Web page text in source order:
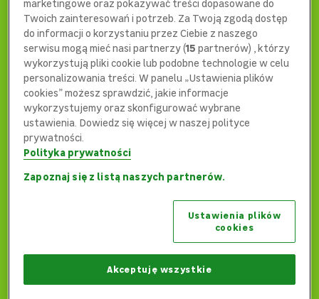
404
Ups... Coś poszło nie tak...
Czy możemy wrócić na stronę główną?
Wróć na stronę główną
marketingowe oraz pokazywać treści dopasowane do
Twoich zainteresowań i potrzeb. Za Twoją zgodą dostęp
do informacji o korzystaniu przez Ciebie z naszego
serwisu mogą mieć nasi partnerzy (15 partnerów) , którzy
wykorzystują pliki cookie lub podobne technologie w celu
personalizowania treści. W panelu „Ustawienia plików
cookies” możesz sprawdzić, jakie informacje
wykorzystujemy oraz skonfigurować wybrane
ustawienia. Dowiedz się więcej w naszej polityce
prywatności.
Polityka prywatności
Zapoznaj się z listą naszych partnerów.
Ustawienia plików
cookies
Akceptuję wszystkie